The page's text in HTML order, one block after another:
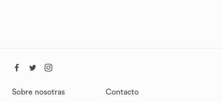
Sobre nosotras
Contacto